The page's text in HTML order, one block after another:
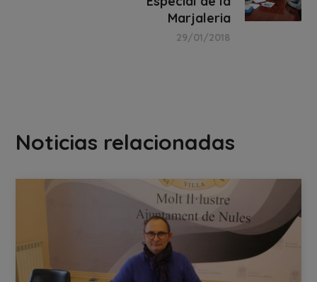
Marjaleria
29/01/2018
Noticias relacionadas